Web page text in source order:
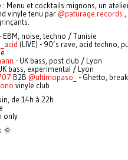
Menu et cocktails mignons, un
vinyle tenu par @paturage.records
- EBM, noise, techno / Tunisie
(LIVE) - 90’s rave, acid techno,
- UK bass, post club / Lyon
bass, experimental / Lyon
B2B @ultimopaso_
- Ghetto,
vinyle club
de 14h à 22h
only
🌞